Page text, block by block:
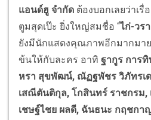
แอนด์ฮู จำกัด ต้องบอกเลยว่าเ
ตูมสุดเป๊ะ ยิ่งใหญ่สมชื่อ “ไก่-วร
ยังมีนักแสดงคุณภาพอีกมากมา
ข้นให้กับละคร อาทิ ฐากูร การ
หรา สุขพัฒน์, ณัฏฐพัชร วิภัทรเ
เสณีตันติกุล, โกสินทร์ ราชกรม,
เชษฐ์ไชย ผลดี, ฉันธนะ กฤชก